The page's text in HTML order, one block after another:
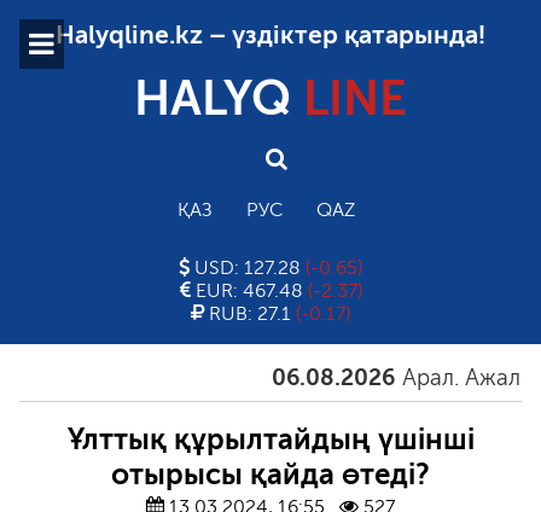
Halyqline.kz – үздіктер қатарында!
HALYQ LINE
ҚАЗ РУС QAZ
USD: 127.28 (-0.65)
EUR: 467.48 (-2.37)
RUB: 27.1 (-0.17)
06.08.2026 Арал. Ажал.
Ұлттық құрылтайдың үшінші
отырысы қайда өтеді?
13.03.2024, 16:55 527